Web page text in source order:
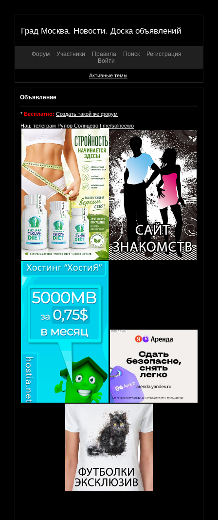
Град Москва. Новости. Доска объявлений
Форум Участники Правила Поиск
Регистрация
Войти
Активные темы
Объявление
* Бесплатно: Создать такой же форум
Наш телеграм Рупор Солнцево t.me/solncewo